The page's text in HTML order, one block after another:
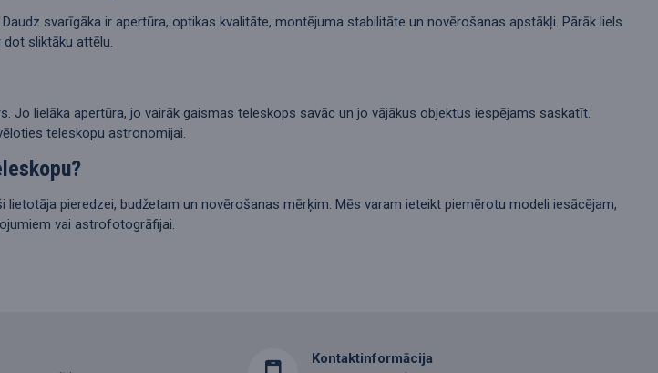
svarīgāka ir apertūra, optikas kvalitāte, montējuma stabilitāte un novērošanas apstākļi. Pārāk liels
sliktāku attēlu.
Jo lielāka apertūra, jo vairāk gaismas teleskops savāc un jo vājākus objektus iespējams saskatīt.
teleskopu astronomijai.
pieredzei, budžetam un novērošanas mērķim. Mēs varam ieteikt piemērotu modeli iesācējam,
vai astrofotogrāfijai.
Kontaktinformācija